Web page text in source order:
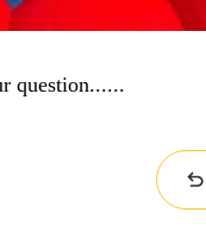
question...